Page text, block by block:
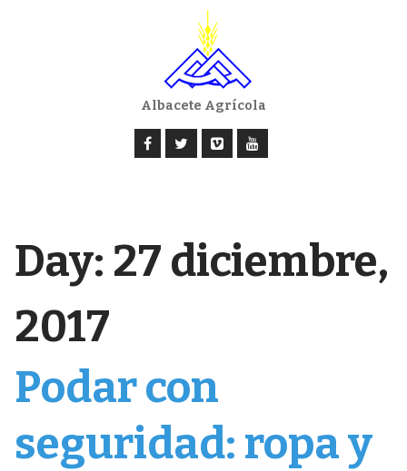
Albacete Agrícola
Day: 27 diciembre,
2017
Podar con
seguridad: ropa y